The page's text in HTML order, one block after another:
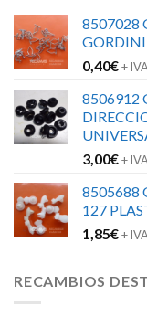
8507028
GORDINI
0,40€+ IVA
8506912
3,00€+ IVA
8505688
127
1,85€+ IVA
RECAMBIOS